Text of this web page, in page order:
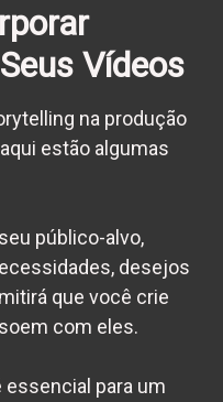
Vídeos
na produção
estão algumas
público-alvo,
desejos
que você crie
com eles.
para um